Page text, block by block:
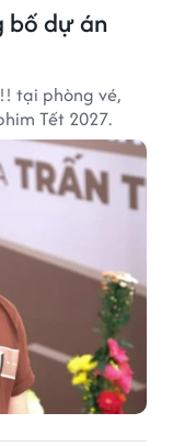
bố dự án
tại phòng vé,
Tết 2027.